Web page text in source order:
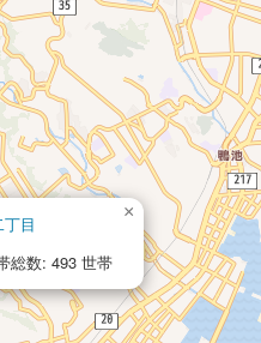
目
総数: 493 世帯
×